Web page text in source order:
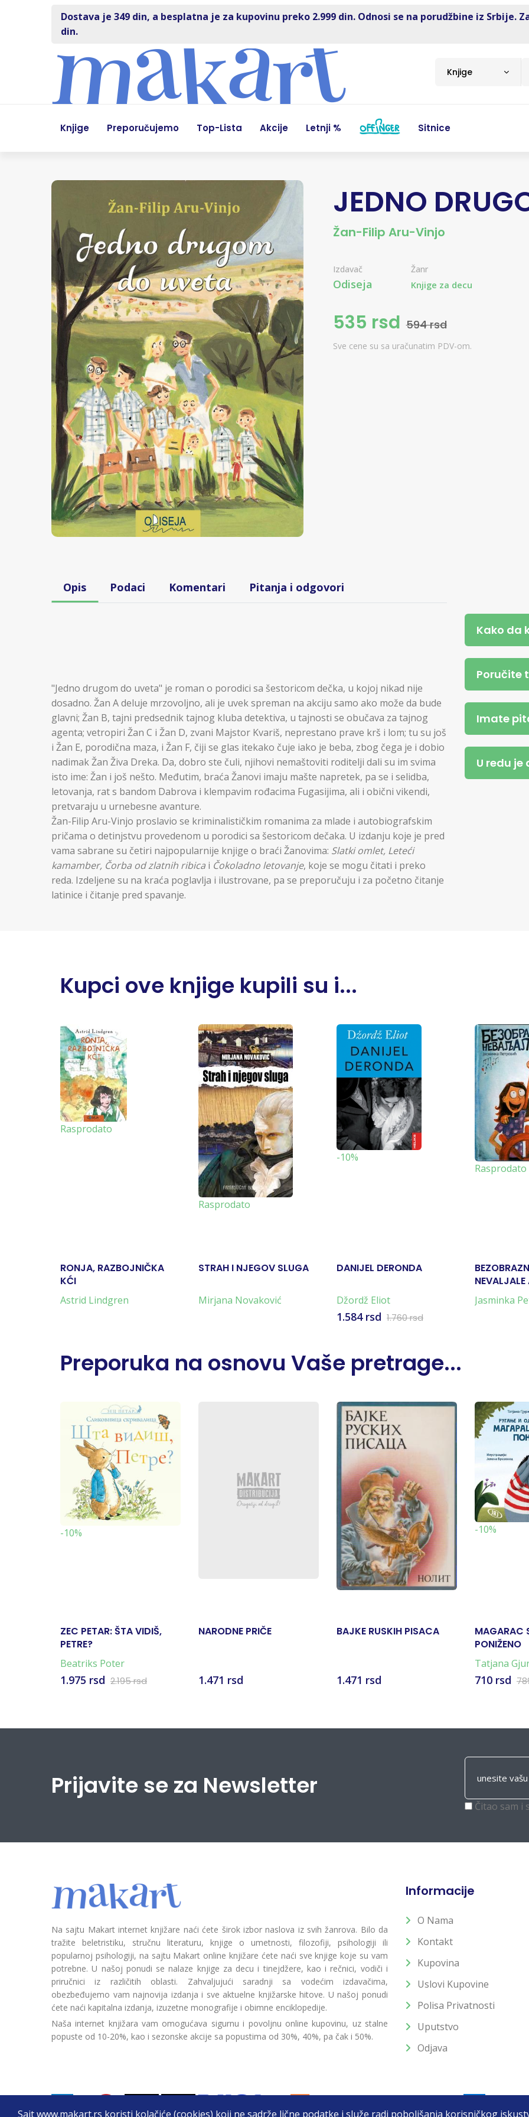
Sajt www.makart.rs koristi kolačiće (cookies) koji ne sadrže lične podatke i služe radi poboljšanja korisničkog
Dostava je 349 din, a besplatna je za kupovinu preko 2.999 din. Odnosi se na porudžbine iz Srbije.
din.
Knjige
Knjige Preporučujemo Top-Lista Akcije Letnji % Sitnice
JEDNO
Žan-Filip Aru-Vinjo
Izdavač
Odiseja
Žanr
Knjige za decu
535 rsd 594 rsd
Sve cene su sa uračunatim PDV-om.
Opis Podaci Komentari Pitanja i odgovori
"Jedno drugom do uveta" je roman o porodici sa šestoricom dečka, u kojoj nikad nije
dosadno. Žan A deluje mrzovoljno, ali je uvek spreman na akciju samo ako može da bude
glavni; Žan B, tajni predsednik tajnog kluba detektiva, u tajnosti se obučava za tajnog
agenta; vetropiri Žan C i Žan D, zvani Majstor Kvariš, neprestano prave krš i lom; tu su još
i Žan E, porodična maza, i Žan F, čiji se glas itekako čuje iako je beba, zbog čega je i dobio
nadimak Žan Živa Dreka. Da, dobro ste čuli, njihovi nemaštoviti roditelji dali su im svima
isto ime: Žan i još nešto. Međutim, braća Žanovi imaju mašte napretek, pa se i selidba,
letovanja, rat s bandom Dabrova i klempavim rođacima Fugasijima, ali i obični vikendi,
pretvaraju u urnebesne avanture.
Žan-Filip Aru-Vinjo proslavio se kriminalističkim romanima za mlade i autobiografskim
pričama o detinjstvu provedenom u porodici sa šestoricom dečaka. U izdanju koje je pred
vama sabrane su četiri najpopularnije knjige o braći Žanovima: Slatki omlet, Leteći
kamamber, Čorba od zlatnih ribica i Čokoladno letovanje, koje se mogu čitati i preko
reda. Izdeljene su na kraća poglavlja i ilustrovane, pa se preporučuju i za početno čitanje
latinice i čitanje pred spavanje.
Kako da
Poručite
Imate
U redu
Kupci ove knjige kupili su i...
Rasprodato
RONJA, RAZBOJNIČKA
KĆI
Astrid Lindgren
Rasprodato
STRAH I NJEGOV SLUGA
Mirjana Novaković
-10%
DANIJEL DERONDA
Džordž Eliot
1.584 rsd 1.760 rsd
Rasprodato
Jasminka
Preporuka na osnovu Vaše pretrage...
-10%
ZEC PETAR: ŠTA VIDIŠ,
PETRE?
Beatriks Poter
1.975 rsd 2.195 rsd
NARODNE PRIČE
1.471 rsd
BAJKE RUSKIH PISACA
1.471 rsd
-10%
MAGARAC
PONIŽENO
Tatjana
Knežević
710 rsd
Prijavite se za Newsletter
Čitao sam i
Na sajtu Makart internet knjižare naći ćete širok izbor naslova iz svih žanrova. Bilo da
tražite beletristiku, stručnu literaturu, knjige o umetnosti, filozofiji, psihologiji ili
popularnoj psihologiji, na sajtu Makart online knjižare ćete naći sve knjige koje su vam
potrebne. U našoj ponudi se nalaze knjige za decu i tinejdžere, kao i rečnici, vodiči i
priručnici iz različitih oblasti. Zahvaljujući saradnji sa vodećim izdavačima,
obezbeđujemo vam najnovija izdanja i sve aktuelne knjižarske hitove. U našoj ponudi
ćete naći kapitalna izdanja, izuzetne monografije i obimne enciklopedije.
Naša internet knjižara vam omogućava sigurnu i povoljnu online kupovinu, uz stalne
popuste od 10-20%, kao i sezonske akcije sa popustima od 30%, 40%, pa čak i 50%.
Informacije
O Nama
Kontakt
Kupovina
Uslovi Kupovine
Polisa Privatnosti
Uputstvo
Odjava